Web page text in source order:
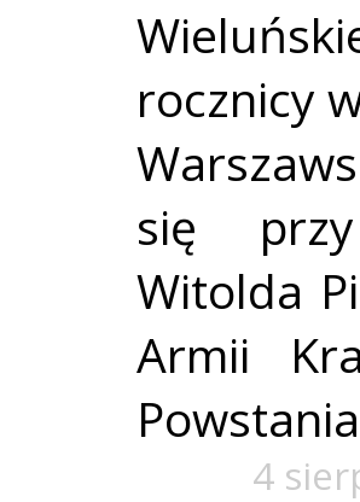
rocznicy
się
Witolda
Armii
4